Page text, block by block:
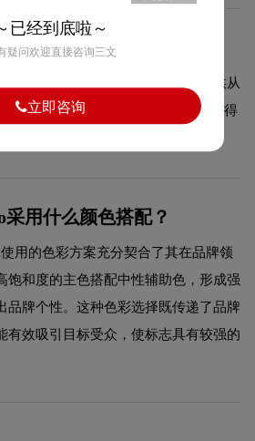
以注册商标吗？
业的商标代理资质，能够为客户提供从
的一站式服务，确保您的品牌标识获得
用什么颜色搭配？
用的色彩方案充分契合了其在品牌领
饱和度的主色搭配中性辅助色，形成强
品牌个性。这种色彩选择既传递了品牌
有效吸引目标受众，使标志具有较强的
已经到底啦～
疑问欢迎直接咨询三文
立即咨询